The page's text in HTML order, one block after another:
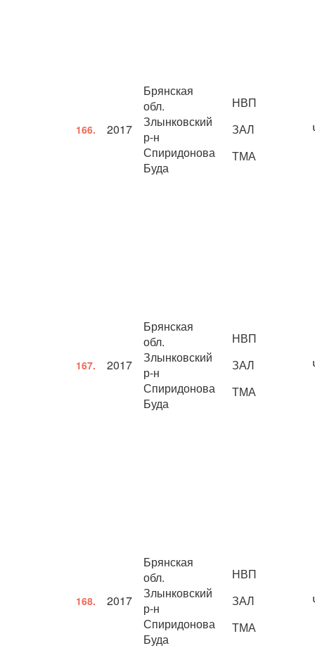
166. 2017
Брянская
обл.
Злынковский
р-н
Спиридонова
Буда
НВП
ЗАЛ
ТМА
167. 2017
Брянская
обл.
Злынковский
р-н
Спиридонова
Буда
НВП
ЗАЛ
ТМА
168. 2017
Брянская
обл.
Злынковский
р-н
Спиридонова
Буда
НВП
ЗАЛ
ТМА